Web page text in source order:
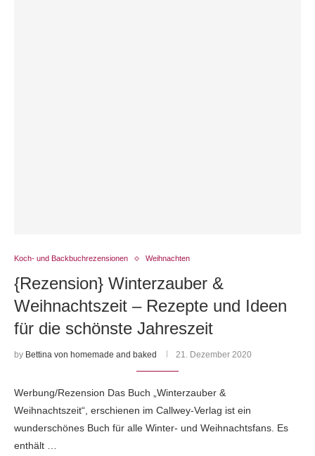
Koch- und Backbuchrezensionen Weihnachten
{Rezension} Winterzauber &
Weihnachtszeit – Rezepte und Ideen
für die schönste Jahreszeit
by Bettina von homemade and baked 21. Dezember 2020
Werbung/Rezension Das Buch „Winterzauber &
Weihnachtszeit“, erschienen im Callwey-Verlag ist ein
wunderschönes Buch für alle Winter- und Weihnachtsfans. Es
enthält …